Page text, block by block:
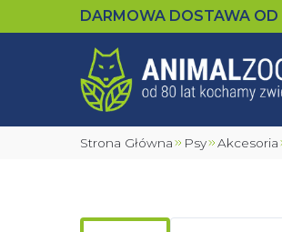
DARMOWA DOSTAWA OD
Strona Główna Psy Akcesoria